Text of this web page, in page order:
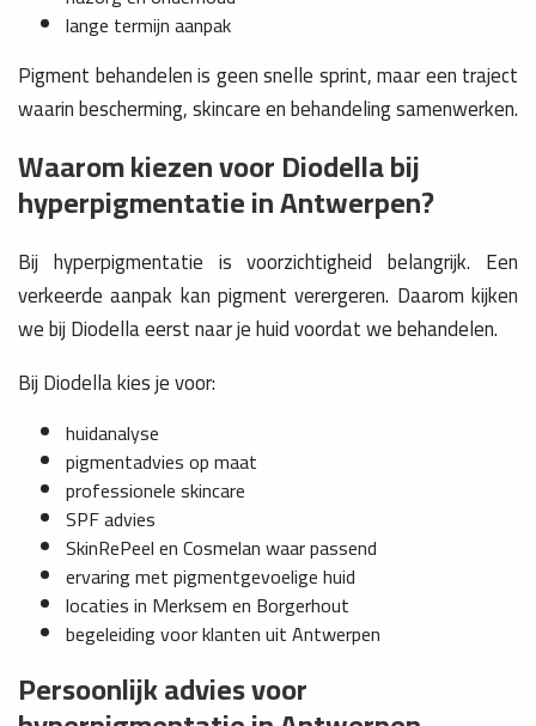
lange termijn aanpak
Pigment behandelen is geen snelle sprint, maar een traject
waarin bescherming, skincare en behandeling samenwerken.
Waarom kiezen voor Diodella bij
hyperpigmentatie in Antwerpen?
Bij hyperpigmentatie is voorzichtigheid belangrijk. Een
verkeerde aanpak kan pigment verergeren. Daarom kijken
we bij Diodella eerst naar je huid voordat we behandelen.
Bij Diodella kies je voor:
huidanalyse
pigmentadvies op maat
professionele skincare
SPF advies
SkinRePeel en Cosmelan waar passend
ervaring met pigmentgevoelige huid
locaties in Merksem en Borgerhout
begeleiding voor klanten uit Antwerpen
Persoonlijk advies voor